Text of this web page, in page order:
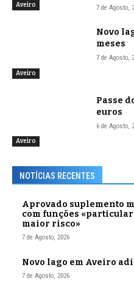
Aveiro 7 de Agosto,
Aveiro
Novo
meses
7 de Agosto,
Aveiro
Passe
euros
6 de Agosto,
NOTÍCIAS RECENTES
Aprovado suplemento
com funções
maior risco»
7 de Agosto, 2026
Novo lago em Aveiro
7 de Agosto, 2026